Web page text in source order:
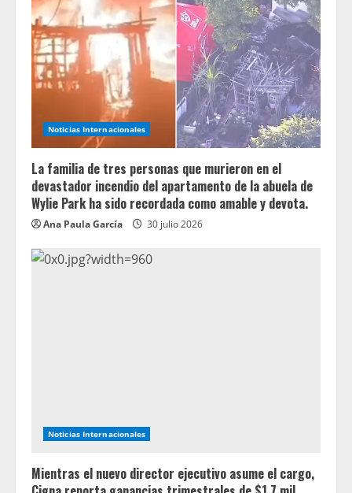
Noticias Internacionales
La familia de tres personas que murieron en el
devastador incendio del apartamento de la abuela de
Wylie Park ha sido recordada como amable y devota.
Ana Paula García 30 julio 2026
Noticias Internacionales
Mientras el nuevo director ejecutivo asume el cargo,